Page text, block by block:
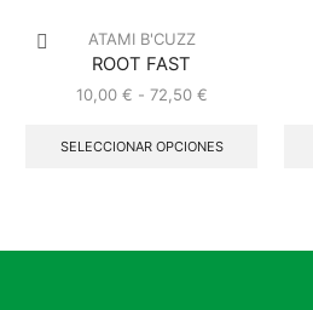
ATAMI B'CUZZ
ROOT FAST
10,00 € - 72,50 €Rango
precios:
SELECCIONAR OPCIONES